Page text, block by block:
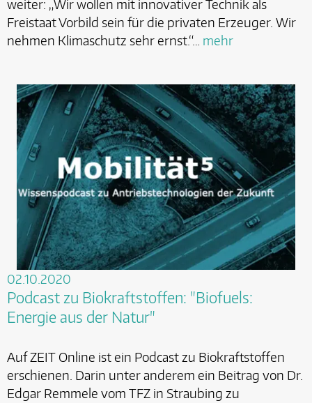
weiter: „Wir wollen mit innovativer Technik als
Freistaat Vorbild sein für die privaten Erzeuger. Wir
nehmen Klimaschutz sehr ernst.“… mehr
02.10.2020
Podcast zu Biokraftstoffen: "Biofuels:
Energie aus der Natur"
Auf ZEIT Online ist ein Podcast zu Biokraftstoffen
erschienen. Darin unter anderem ein Beitrag von Dr.
Edgar Remmele vom TFZ in Straubing zu